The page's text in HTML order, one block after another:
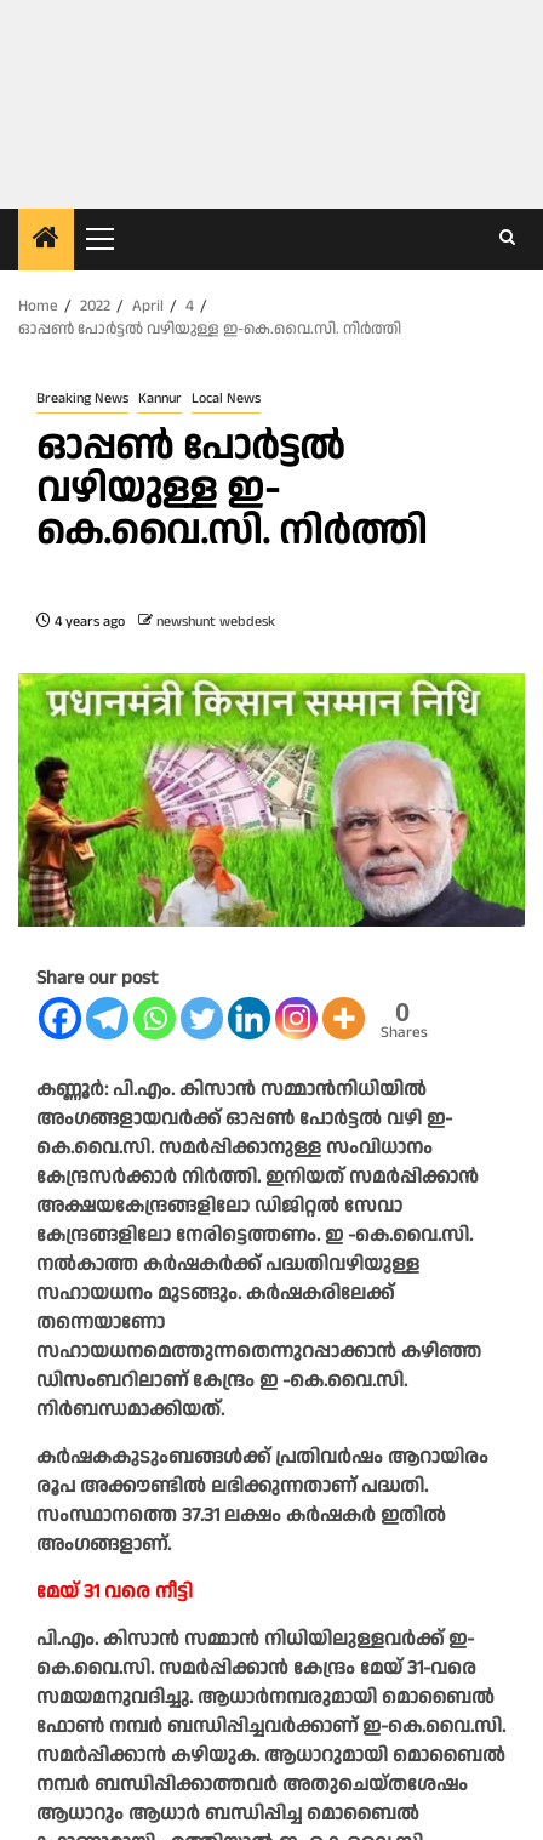
Primary
Menu
Home
2022 April
4
ഓപ്പൺ പോർട്ടൽ വഴിയുള്ള ഇ-കെ.വൈ.സി. നിർത്തി
Breaking News Kannur Local News
ഓപ്പൺ പോർട്ടൽ
വഴിയുള്ള ഇ-
കെ.വൈ.സി. നിർത്തി
4 years ago newshunt webdesk
Share our post
0
Shares
കണ്ണൂർ: പി.എം. കിസാൻ സമ്മാൻനിധിയിൽ
അംഗങ്ങളായവർക്ക് ഓപ്പൺ പോർട്ടൽ വഴി ഇ-
കെ.വൈ.സി. സമർപ്പിക്കാനുള്ള സംവിധാനം
കേന്ദ്രസർക്കാർ നിർത്തി. ഇനിയത് സമർപ്പിക്കാൻ
അക്ഷയകേന്ദ്രങ്ങളിലോ ഡിജിറ്റൽ സേവാ
കേന്ദ്രങ്ങളിലോ നേരിട്ടെത്തണം. ഇ -കെ.വൈ.സി.
നൽകാത്ത കർഷകർക്ക് പദ്ധതിവഴിയുള്ള
സഹായധനം മുടങ്ങും. കർഷകരിലേക്ക്
തന്നെയാണോ
സഹായധനമെത്തുന്നതെന്നുറപ്പാക്കാൻ കഴിഞ്ഞ
ഡിസംബറിലാണ് കേന്ദ്രം ഇ -കെ.വൈ.സി.
നിർബന്ധമാക്കിയത്.
കർഷകകുടുംബങ്ങൾക്ക് പ്രതിവർഷം ആറായിരം
രൂപ അക്കൗണ്ടിൽ ലഭിക്കുന്നതാണ് പദ്ധതി.
സംസ്ഥാനത്തെ 37.31 ലക്ഷം കർഷകർ ഇതിൽ
അംഗങ്ങളാണ്.
മേയ് 31 വരെ നീട്ടി
പി.എം. കിസാൻ സമ്മാൻ നിധിയിലുള്ളവർക്ക് ഇ-
കെ.വൈ.സി. സമർപ്പിക്കാൻ കേന്ദ്രം മേയ് 31-വരെ
സമയമനുവദിച്ചു. ആധാർനമ്പരുമായി മൊബൈൽ
ഫോൺ നമ്പർ ബന്ധിപ്പിച്ചവർക്കാണ് ഇ-കെ.വൈ.സി.
സമർപ്പിക്കാൻ കഴിയുക. ആധാറുമായി മൊബൈൽ
നമ്പർ ബന്ധിപ്പിക്കാത്തവർ അതുചെയ്തശേഷം
ആധാറും ആധാർ ബന്ധിപ്പിച്ച മൊബൈൽ